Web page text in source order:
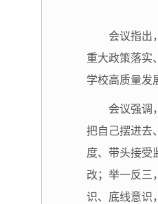
会议指出
重大政策落实
学校高质量发
会议强调
把自己摆进去
度、带头接受
改；举一反三
识、底线意识